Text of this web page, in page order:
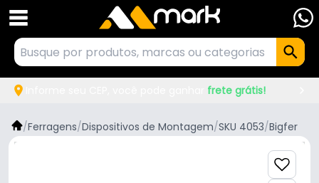
frete grátis!
/Ferragens/Dispositivos de Montagem/SKU 4053/Bigfer